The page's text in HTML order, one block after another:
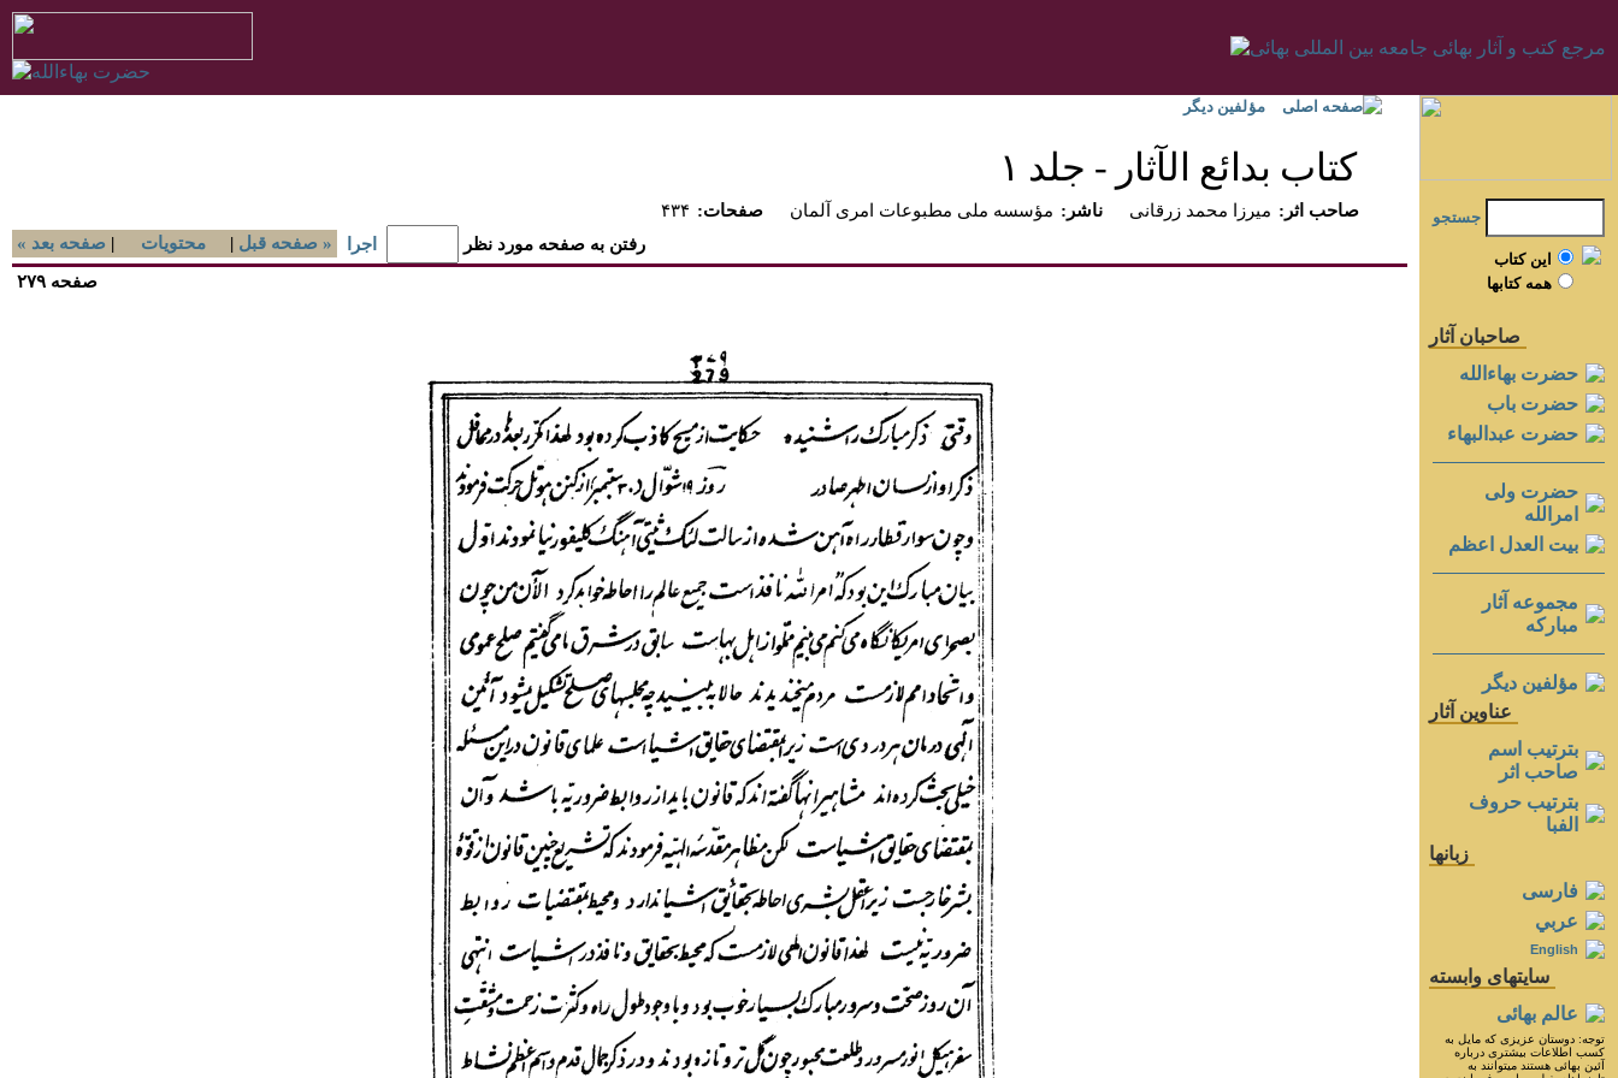
صفحه اصلی مؤلفين ديگر
كتاب بدائع الآثار - جلد ۱‏
۴۳۴ :صفحات مؤسسه ملى مطبوعات امرى آلمان :ناشر ميرزا محمد زرقانى
:صاحب اثر
« صفحه بعد | محتويات | صفحه قبل » رفتن به صفحه مورد نظر
اجرا
جستجو
اين کتاب
همه کتابها
صاحبان آثار
حضرت بهاءالله
حضرت باب
حضرت عبدالبهاء
حضرت ولی
امرالله
بيت العدل اعظم
مجموعه آثار
مباركه
مؤلفين ديگر
عناوين آثار
بترتيب اسم
صاحب اثر
بترتيب حروف
الفبا
زبانها
فارسی
عربي
English
سايتهای وابسته
عالم بهائی
توجه: دوستان عزيزى كه مايل به
كسب اطلاعات بيشترى درباره
آئين بهائى هستند ميتوانند به